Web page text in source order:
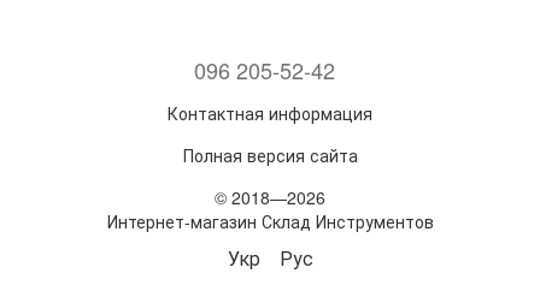
096 205-52-42
Контактная информация
Полная версия сайта
© 2018—2026
Интернет-магазин Склад Инструментов
Укр Рус